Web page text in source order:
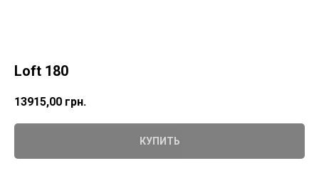
Loft 180
13915,00 грн.
КУПИТЬ